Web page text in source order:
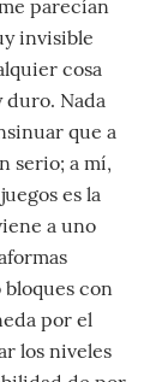
parecían
invisible
cosa
duro. Nada
que a
serio; a mí,
es la
a uno
con
por el
los niveles